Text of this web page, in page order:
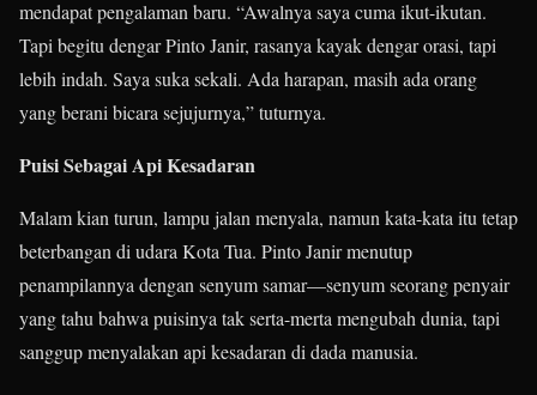
mendapat pengalaman baru. “Awalnya saya cuma ikut-ikutan.
Tapi begitu dengar Pinto Janir, rasanya kayak dengar orasi, tapi
lebih indah. Saya suka sekali. Ada harapan, masih ada orang
yang berani bicara sejujurnya,” tuturnya.
Puisi Sebagai Api Kesadaran
Malam kian turun, lampu jalan menyala, namun kata-kata itu tetap
beterbangan di udara Kota Tua. Pinto Janir menutup
penampilannya dengan senyum samar—senyum seorang penyair
yang tahu bahwa puisinya tak serta-merta mengubah dunia, tapi
sanggup menyalakan api kesadaran di dada manusia.